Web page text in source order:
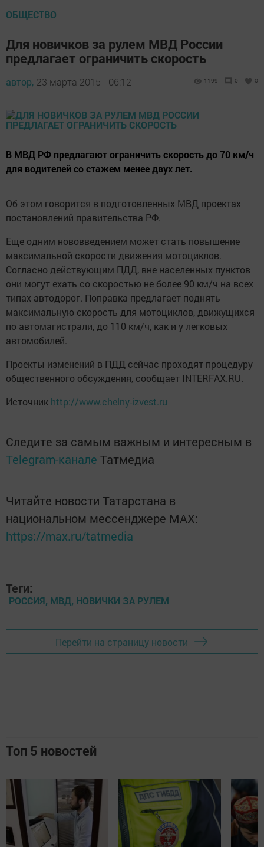
ОБЩЕСТВО
Для новичков за рулем МВД России
предлагает ограничить скорость
автор, 23 марта 2015 - 06:12 1199 0 0
В МВД РФ предлагают ограничить скорость до 70 км/ч
для водителей со стажем менее двух лет.
Об этом говорится в подготовленных МВД проектах
постановлений правительства РФ.
Еще одним нововведением может стать повышение
максимальной скорости движения мотоциклов.
Согласно действующим ПДД, вне населенных пунктов
они могут ехать со скоростью не более 90 км/ч на всех
типах автодорог. Поправка предлагает поднять
максимальную скорость для мотоциклов, движущихся
по автомагистрали, до 110 км/ч, как и у легковых
автомобилей.
Проекты изменений в ПДД сейчас проходят процедуру
общественного обсуждения, сообщает INTERFAX.RU.
Источник http://www.chelny-izvest.ru
Следите за самым важным и интересным в
Telegram-канале Татмедиа
Читайте новости Татарстана в
национальном мессенджере MАХ:
https://max.ru/tatmedia
Теги:
РОССИЯ, МВД, НОВИЧКИ ЗА РУЛЕМ
Перейти на страницу новости
Топ 5 новостей